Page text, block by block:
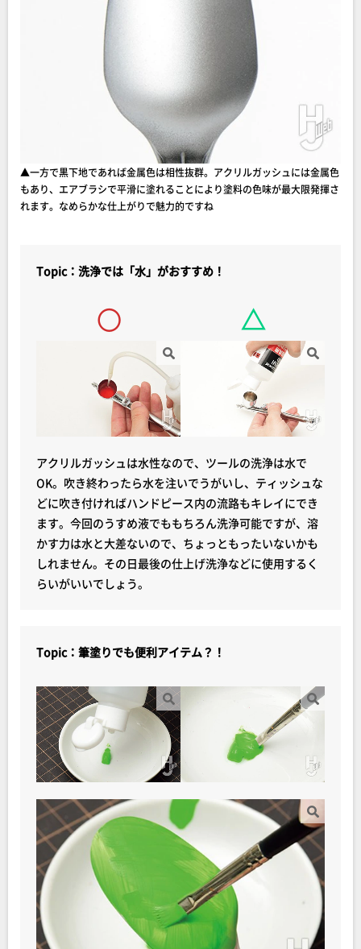
▲一方で黒下地であれば金属色は相性抜群。アクリルガッシュには金属色
もあり、エアブラシで平滑に塗れることにより塗料の色味が最大限発揮さ
れます。なめらかな仕上がりで魅力的ですね
Topic：洗浄では「水」がおすすめ！
○ △
アクリルガッシュは水性なので、ツールの洗浄は水で
OK。吹き終わったら水を注いでうがいし、ティッシュな
どに吹き付ければハンドピース内の流路もキレイにでき
ます。今回のうすめ液でももちろん洗浄可能ですが、溶
かす力は水と大差ないので、ちょっともったいないかも
しれません。その日最後の仕上げ洗浄などに使用するく
らいがいいでしょう。
Topic：筆塗りでも便利アイテム？！